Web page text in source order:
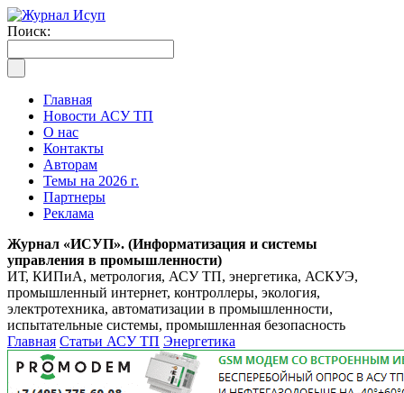
Поиск:
Главная
Новости АСУ ТП
О нас
Контакты
Авторам
Темы на 2026 г.
Партнеры
Реклама
Журнал «ИСУП». (Информатизация и системы
управления в промышленности)
ИТ, КИПиА, метрология, АСУ ТП, энергетика, АСКУЭ,
промышленный интернет, контроллеры, экология,
электротехника, автоматизации в промышленности,
испытательные системы, промышленная безопасность
Главная Статьи АСУ ТП Энергетика